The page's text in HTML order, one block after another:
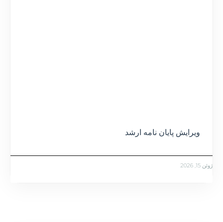
ویرایش پایان نامه ارشد
ژوئن 15, 2026